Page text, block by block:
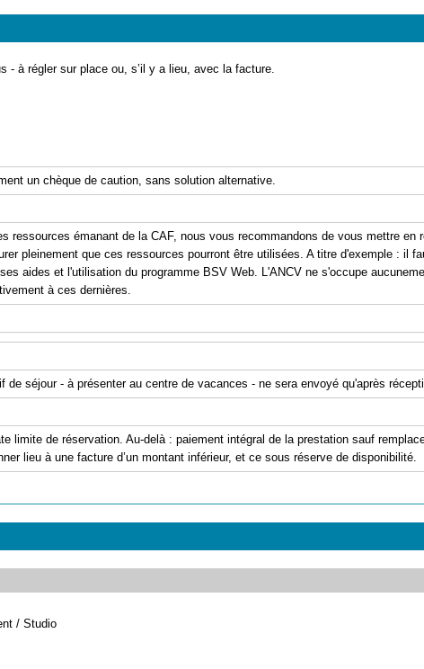
- à régler sur place ou, s’il y a lieu, avec la facture.
un chèque de caution, sans solution alternative.
ressources émanant de la CAF, nous vous recommandons de vous mettre en
pleinement que ces ressources pourront être utilisées. A titre d'exemple : il
aides et l'utilisation du programme BSV Web. L'ANCV ne s'occupe
à ces dernières.
séjour - à présenter au centre de vacances - ne sera envoyé qu'après
limite de réservation. Au-delà : paiement intégral de la prestation sauf
lieu à une facture d’un montant inférieur, et ce sous réserve de disponibilité.
/ Studio